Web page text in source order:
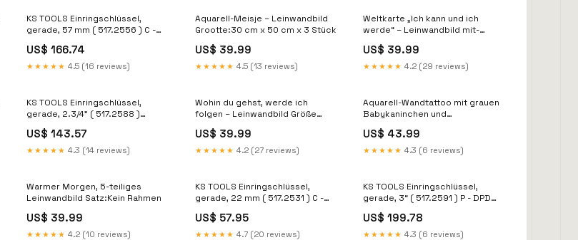
KS TOOLS Einringschlüssel,
gerade, 57 mm ( 517.2556 ) C -
US$ 166.74
★★★★★ 4.5 (16 reviews)
Aquarell-Meisje – Leinwandbild
Grootte:30 cm x 50 cm x 3 Stück
US$ 39.99
★★★★★ 4.5 (13 reviews)
Weltkarte „Ich kann und ich
werde“ – Leinwandbild mit-
US$ 39.99
★★★★★ 4.2 (29 reviews)
KS TOOLS Einringschlüssel,
gerade, 2.3/4" ( 517.2588 )
US$ 143.57
★★★★★ 4.3 (14 reviews)
Wohin du gehst, werde ich
folgen – Leinwandbild Größe
US$ 39.99
★★★★★ 4.2 (27 reviews)
Aquarell-Wandtattoo mit grauen
Babykaninchen und
BL+15902853267801
US$ 43.99
★★★★★ 4.3 (6 reviews)
Warmer Morgen, 5-teiliges
Leinwandbild Satz:Kein Rahmen
US$ 39.99
★★★★★ 4.2 (10 reviews)
KS TOOLS Einringschlüssel,
gerade, 22 mm ( 517.2531 ) C -
US$ 57.95
★★★★★ 4.7 (20 reviews)
KS TOOLS Einringschlüssel,
gerade, 3“ ( 517.2591 ) P - DPD
US$ 199.78
★★★★★ 4.3 (6 reviews)